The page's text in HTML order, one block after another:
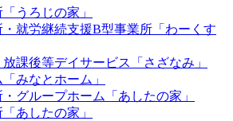
うろじの家」
就労継続支援B型事業所「わーくす
課後等デイサービス「さざなみ」
みなとホーム」
グループホーム「あしたの家」
あしたの家」